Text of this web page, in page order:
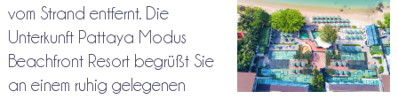
vom Strand entfernt. Die
Unterkunft Pattaya Modus
Beachfront Resort begrüßt Sie
an einem ruhig gelegenen